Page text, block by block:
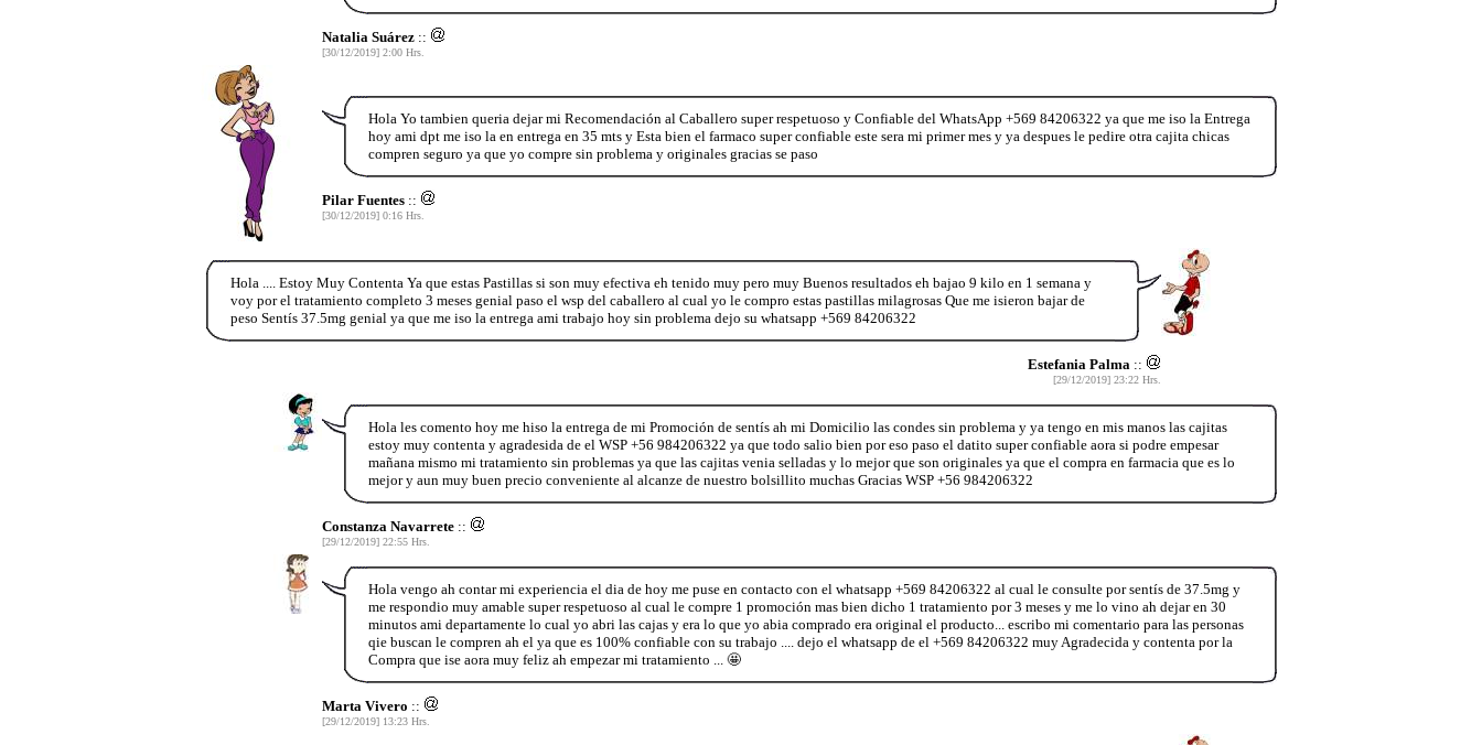
Natalia Suárez::
[30/12/2019] 2:00 Hrs.
Hola Yo tambien queria dejar mi Recomendación al Caballero super respetuoso y Confiable del WhatsApp +569 84206322 ya que me iso la Entrega
hoy ami dpt me iso la en entrega en 35 mts y Esta bien el farmaco super confiable este sera mi primer mes y ya despues le pedire otra cajita chicas
compren seguro ya que yo compre sin problema y originales gracias se paso
Pilar Fuentes::
[30/12/2019] 0:16 Hrs.
Hola .... Estoy Muy Contenta Ya que estas Pastillas si son muy efectiva eh tenido muy pero muy Buenos resultados eh bajao 9 kilo en 1 semana y
voy por el tratamiento completo 3 meses genial paso el wsp del caballero al cual yo le compro estas pastillas milagrosas Que me isieron bajar de
peso Sentís 37.5mg genial ya que me iso la entrega ami trabajo hoy sin problema dejo su whatsapp +569 84206322
Estefania Palma ::
[29/12/2019] 23:22 Hrs.
Hola les comento hoy me hiso la entrega de mi Promoción de sentís ah mi Domicilio las condes sin problema y ya tengo en mis manos las cajitas
estoy muy contenta y agradesida de el WSP +56 984206322 ya que todo salio bien por eso paso el datito super confiable aora si podre empesar
mañana mismo mi tratamiento sin problemas ya que las cajitas venia selladas y lo mejor que son originales ya que el compra en farmacia que es lo
mejor y aun muy buen precio conveniente al alcanze de nuestro bolsillito muchas Gracias WSP +56 984206322
Constanza Navarrete::
[29/12/2019] 22:55 Hrs.
Hola vengo ah contar mi experiencia el dia de hoy me puse en contacto con el whatsapp +569 84206322 al cual le consulte por sentís de 37.5mg y
me respondio muy amable super respetuoso al cual le compre 1 promoción mas bien dicho 1 tratamiento por 3 meses y me lo vino ah dejar en 30
minutos ami departamente lo cual yo abri las cajas y era lo que yo abia comprado era original el producto... escribo mi comentario para las personas
qie buscan le compren ah el ya que es 100% confiable con su trabajo .... dejo el whatsapp de el +569 84206322 muy Agradecida y contenta por la
Compra que ise aora muy feliz ah empezar mi tratamiento ... 🤩
Marta Vivero ::
[29/12/2019] 13:23 Hrs.